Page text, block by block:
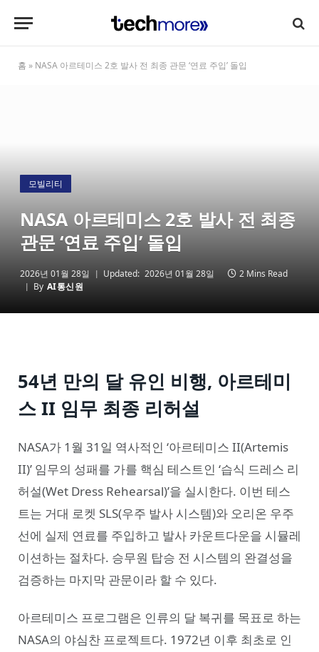
홈 » NASA 아르테미스 2호 발사 전 최종 관문 ‘연료 주입’ 돌입
모빌리티
NASA 아르테미스 2호 발사 전 최종
관문 ‘연료 주입’ 돌입
2026년 01월 28일 Updated: 2026년 01월 28일
2 Mins Read
By AI통신원
54년 만의 달 유인 비행, 아르테미
스 II 임무 최종 리허설
NASA가 1월 31일 역사적인 ‘아르테미스 II(Artemis
II)’ 임무의 성패를 가를 핵심 테스트인 ‘습식 드레스 리
허설(Wet Dress Rehearsal)’을 실시한다. 이번 테스
트는 거대 로켓 SLS(우주 발사 시스템)와 오리온 우주
선에 실제 연료를 주입하고 발사 카운트다운을 시뮬레
이션하는 절차다. 승무원 탑승 전 시스템의 완결성을
검증하는 마지막 관문이라 할 수 있다.
아르테미스 프로그램은 인류의 달 복귀를 목표로 하는
NASA의 야심찬 프로젝트다. 1972년 이후 최초로 인